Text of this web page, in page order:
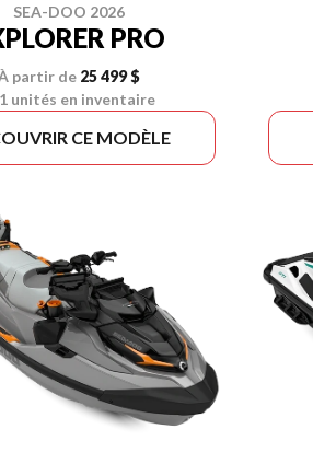
SEA-DOO 2026
PRO
partir de 25 499 $
1 unités en inventaire
CE MODÈLE